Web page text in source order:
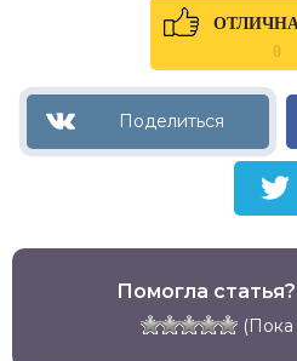
0
Помогла
(Пока